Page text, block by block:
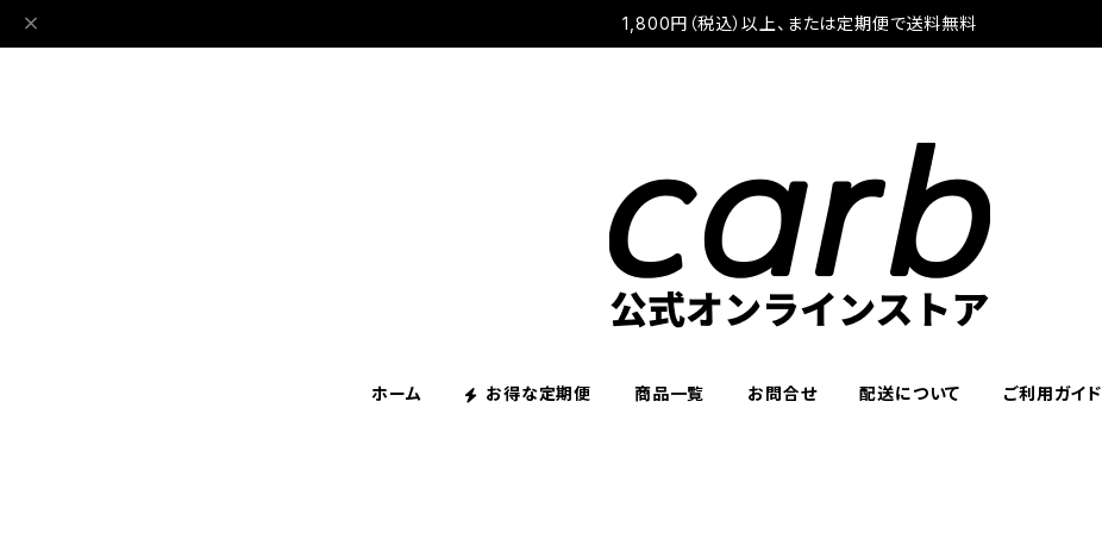
1,800円（税込）以上、または定期便で送料無料
ホーム お得な定期便 商品一覧 お問合せ 配送について ご利用ガイド